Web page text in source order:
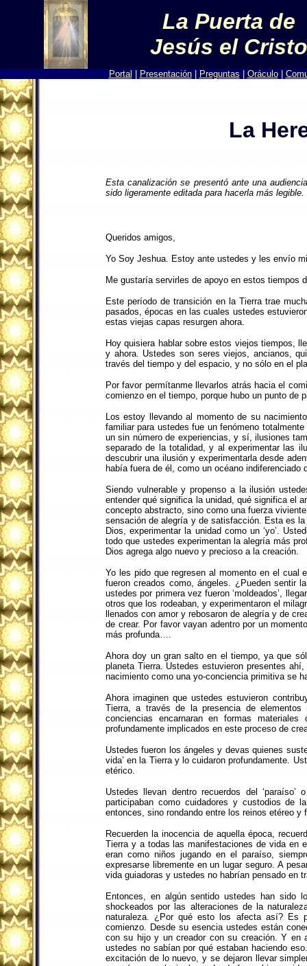
La Puerta de
Jesús el Cristo
Portal Presentación| Preguntas Oráculo|
La
Esta canalización se presentó ante una
sido ligeramente editada para hacerla más legible.
Queridos amigos,
Yo Soy Jeshua. Estoy ante ustedes y les envío
Me gustaría servirles de apoyo en estos tiempos
Este período de transición en la Tierra trae
pasados, épocas en las cuales ustedes
estas viejas capas resurgen ahora.
Hoy quisiera hablar sobre estos viejos tiempos,
y ahora. Ustedes son seres viejos, ancianos,
través del tiempo y del espacio, y no sólo en el
Por favor permítanme llevarlos atrás hacia el
comienzo en el tiempo, porque hubo un punto de
Los estoy llevando al momento de su
familiar para ustedes fue un fenómeno
un sin número de experiencias, y sí, ilusiones
separado de la totalidad, y al experimentar las
descubrir una ilusión y experimentarla desde
había fuera de él, como un océano
Siendo vulnerable y propenso a la ilusión
entender qué significa la unidad, qué significa el
concepto abstracto, sino como una fuerza
sensación de alegría y de satisfacción. Esta es
Dios, experimentar la unidad como un ‘yo’.
todo que ustedes experimentan la alegría más
Dios agrega algo nuevo y precioso a la creación.
Yo les pido que regresen al momento en el cual
fueron creados como, ángeles. ¿Pueden sentir
ustedes por primera vez fueron ‘moldeados’,
otros que los rodeaban, y experimentaron el
llenados con amor y rebosaron de alegría y de
de crear. Por favor vayan adentro por un
más profunda….
Ahora doy un gran salto en el tiempo, ya que
planeta Tierra. Ustedes estuvieron presentes
nacimiento como una yo-conciencia primitiva se
Ahora imaginen que ustedes estuvieron
Tierra, a través de la presencia de
conciencias encarnaran en formas
profundamente implicados en este proceso de
Ustedes fueron los ángeles y devas quienes
vida’ en la Tierra y lo cuidaron profundamente.
etérico.
Ustedes llevan dentro recuerdos del
participaban como cuidadores y custodios de
entonces, sino rondando entre los reinos etéreo
Recuerden la inocencia de aquella época,
Tierra y a todas las manifestaciones de vida en
eran como niños jugando en el paraíso,
expresarse libremente en un lugar seguro. A
vida guiadoras y ustedes no habrían pensado en
Entonces, en algún sentido ustedes han sido
shockeados por las alteraciones de la
naturaleza. ¿Por qué esto los afecta así? Es
comienzo. Desde su esencia ustedes están
con su hijo y un creador con su creación. Y en
ustedes no sabían por qué estaban haciendo
excitación de lo nuevo, y se dejaron llevar